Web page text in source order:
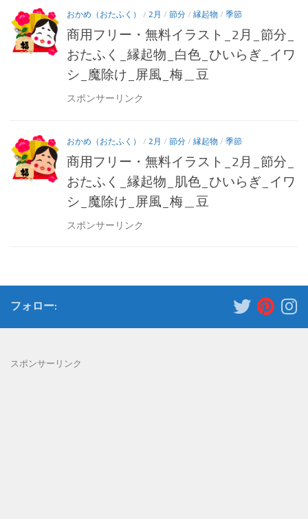
おかめ（おたふく） / 2月 / 節分 / 縁起物 / 季節
商用フリー・無料イラスト_2月_節分_
おたふく_縁起物_白色_ひいらぎ_イワ
シ_魔除け_屏風_梅＿豆
スポンサーリンク
おかめ（おたふく） / 2月 / 節分 / 縁起物 / 季節
商用フリー・無料イラスト_2月_節分_
おたふく_縁起物_肌色_ひいらぎ_イワ
シ_魔除け_屏風_梅＿豆
スポンサーリンク
フォロー:
スポンサーリンク